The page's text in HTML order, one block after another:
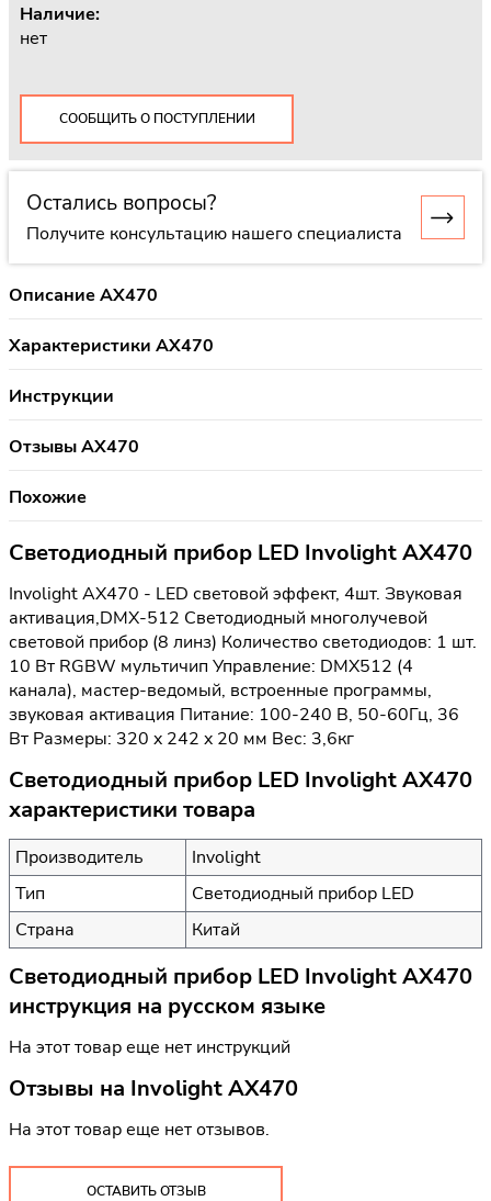
Наличие:
нет
СООБЩИТЬ О ПОСТУПЛЕНИИ
Остались вопросы?
Получите консультацию нашего специалиста
Описание AX470
Характеристики AX470
Инструкции
Отзывы AX470
Похожие
Светодиодный прибор LED Involight AX470
Involight AX470 - LED световой эффект, 4шт. Звуковая
активация,DMX-512 Светодиодный многолучевой
световой прибор (8 линз) Количество светодиодов: 1 шт.
10 Вт RGBW мультичип Управление: DMX512 (4
канала), мастер-ведомый, встроенные программы,
звуковая активация Питание: 100-240 В, 50-60Гц, 36
Вт Размеры: 320 x 242 x 20 мм Вес: 3,6кг
Светодиодный прибор LED Involight AX470
характеристики товара
Производитель
Involight
Тип
Светодиодный прибор LED
Страна
Китай
Светодиодный прибор LED Involight AX470
инструкция на русском языке
На этот товар еще нет инструкций
Отзывы на Involight AX470
На этот товар еще нет отзывов.
ОСТАВИТЬ ОТЗЫВ